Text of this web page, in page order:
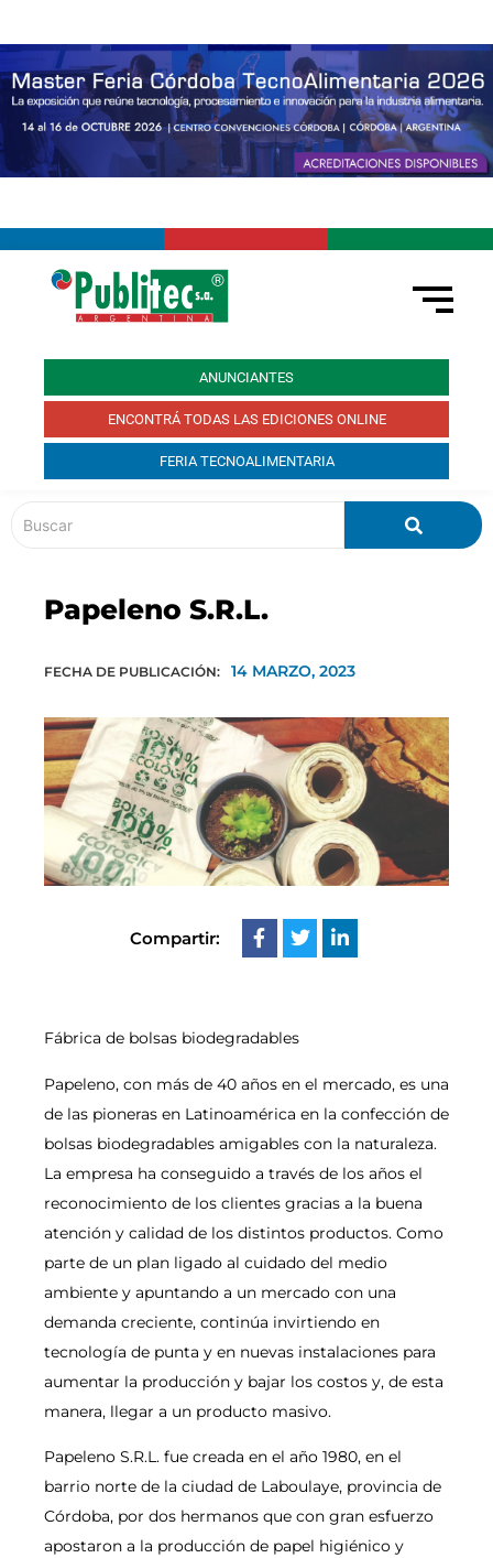
ANUNCIANTES
ENCONTRÁ TODAS LAS EDICIONES ONLINE
FERIA TECNOALIMENTARIA
Papeleno S.R.L.
FECHA DE PUBLICACIÓN: 14 MARZO, 2023
Compartir:
Fábrica de bolsas biodegradables
Papeleno, con más de 40 años en el mercado, es una
de las pioneras en Latinoamérica en la confección de
bolsas biodegradables amigables con la naturaleza.
La empresa ha conseguido a través de los años el
reconocimiento de los clientes gracias a la buena
atención y calidad de los distintos productos. Como
parte de un plan ligado al cuidado del medio
ambiente y apuntando a un mercado con una
demanda creciente, continúa invirtiendo en
tecnología de punta y en nuevas instalaciones para
aumentar la producción y bajar los costos y, de esta
manera, llegar a un producto masivo.
Papeleno S.R.L. fue creada en el año 1980, en el
barrio norte de la ciudad de Laboulaye, provincia de
Córdoba, por dos hermanos que con gran esfuerzo
apostaron a la producción de papel higiénico y